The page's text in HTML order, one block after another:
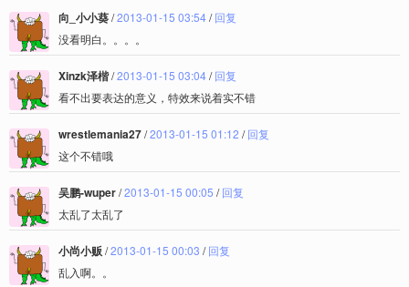
向_小小葵/2013-01-15 03:54/回复
没看明白。。。。
Xinzk泽楷/2013-01-15 03:04/回复
看不出要表达的意义，特效来说着实不错
wrestlemania27/2013-01-15 01:12 /回复
这个不错哦
吴鹏-wuper/2013-01-15 00:05 /回复
太乱了太乱了
小尚小贩/2013-01-15 00:03 /回复
乱入啊。。